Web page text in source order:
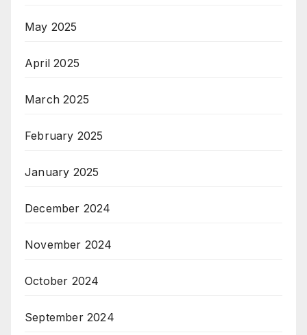
May 2025
April 2025
March 2025
February 2025
January 2025
December 2024
November 2024
October 2024
September 2024